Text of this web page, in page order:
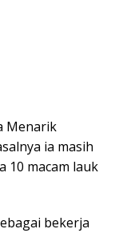
Menarik
ia masih
10 macam lauk
bekerja